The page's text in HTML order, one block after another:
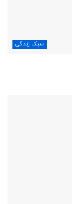
سبک زندگی